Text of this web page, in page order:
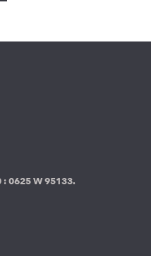
:0625 W 95133.